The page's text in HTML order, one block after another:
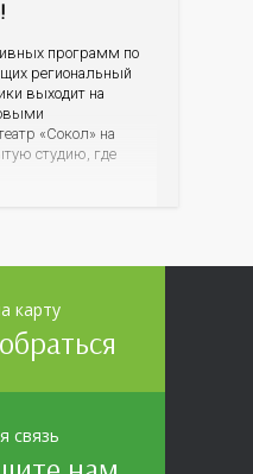
программ по
региональный
выходит на
«Сокол» на
студию, где
карту
связь